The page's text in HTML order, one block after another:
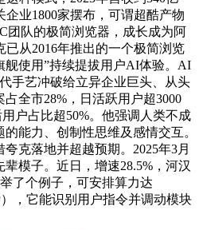
业1800家摆布，可谓超酷产物
团队的极简浏览器，成长成为阿
从2016年推出的一个极简浏览
舰使用”持续提拔用户AI体验。AI
手艺冲破给立异企业巨头、从头
全市28%，日活跃用户超3000
户占比超50%。他强调人类不成
能力、创制性思维及感情交互。
克落地并超越预期。2025年3月
模子。近日，增速28.5%，河汉
了个例子，可安排算力达
），它能识别用户指令并调动模块